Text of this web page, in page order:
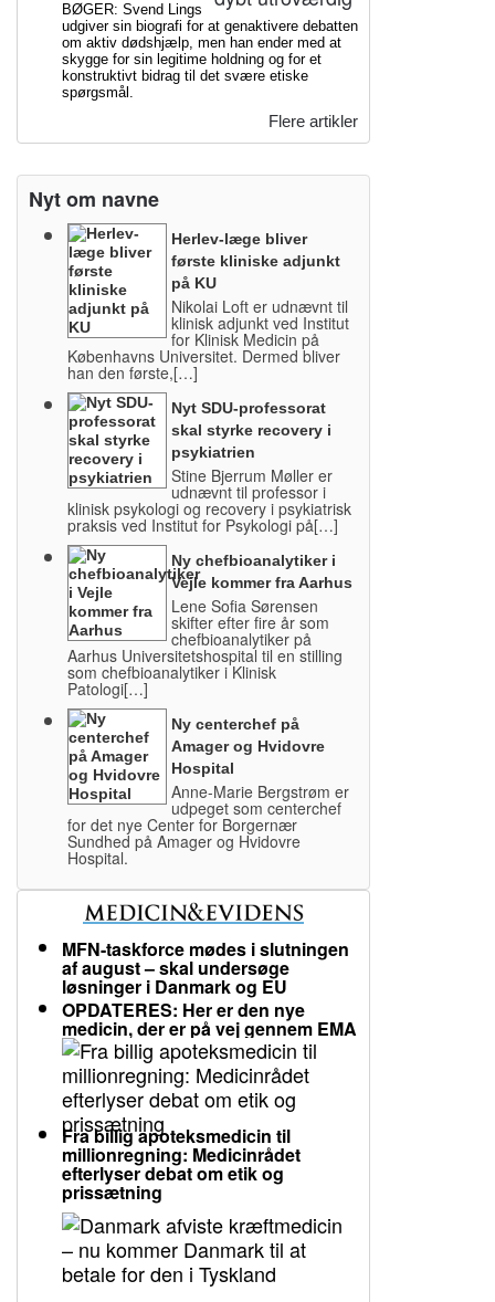
BØGER: Svend Lings
udgiver sin biografi for at genaktivere debatten
om aktiv dødshjælp, men han ender med at
skygge for sin legitime holdning og for et
konstruktivt bidrag til det svære etiske
spørgsmål.
Flere artikler
Nyt om navne
Herlev-læge bliver
første kliniske adjunkt
på KU
Nikolai Loft er udnævnt til
klinisk adjunkt ved Institut
for Klinisk Medicin på
Københavns Universitet. Dermed bliver
han den første,[…]
Nyt SDU-professorat
skal styrke recovery i
psykiatrien
Stine Bjerrum Møller er
udnævnt til professor i
klinisk psykologi og recovery i psykiatrisk
praksis ved Institut for Psykologi på[…]
Ny chefbioanalytiker i
Vejle kommer fra Aarhus
Lene Sofia Sørensen
skifter efter fire år som
chefbioanalytiker på
Aarhus Universitetshospital til en stilling
som chefbioanalytiker i Klinisk
Patologi[…]
Ny centerchef på
Amager og Hvidovre
Hospital
Anne-Marie Bergstrøm er
udpeget som centerchef
for det nye Center for Borgernær
Sundhed på Amager og Hvidovre
Hospital.
MFN-taskforce mødes i slutningen
af august – skal undersøge
løsninger i Danmark og EU
OPDATERES: Her er den nye
medicin, der er på vej gennem EMA
Fra billig apoteksmedicin til
millionregning: Medicinrådet
efterlyser debat om etik og
prissætning